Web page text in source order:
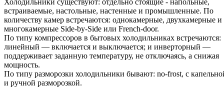
Холодильники существуют: отдельно стоящие - напольные,
встраиваемые, настольные, настенные и промышленные. По
количеству камер встречаются: однокамерные, двухкамерные и
многокамерные Side-by-Side или French-door.
По типу компрессоров в бытовых холодильниках встречаются:
линейный — включается и выключается; и инверторный —
поддерживает заданную температуру, не отключаясь, а снижая
мощность.
По типу разморозки холодильники бывают: no-frost, с
и ручной разморозкой.